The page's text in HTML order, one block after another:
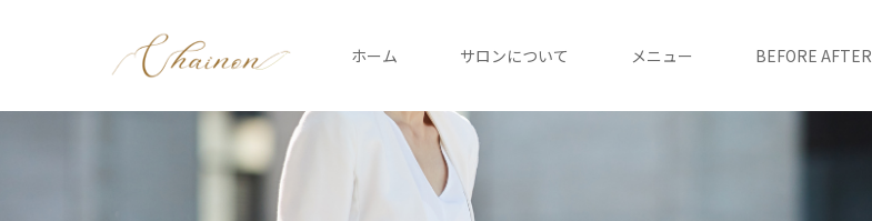
ホーム サロンについて メニュー BEFORE AFTER